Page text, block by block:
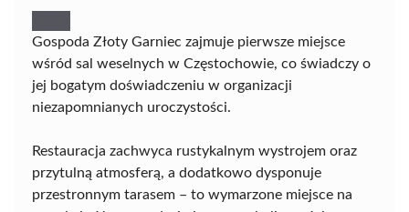
Gospoda Złoty Garniec zajmuje pierwsze miejsce
wśród sal weselnych w Częstochowie, co świadczy o
jej bogatym doświadczeniu w organizacji
niezapomnianych uroczystości.
Restauracja zachwyca rustykalnym wystrojem oraz
przytulną atmosferą, a dodatkowo dysponuje
przestronnym tarasem – to wymarzone miejsce na